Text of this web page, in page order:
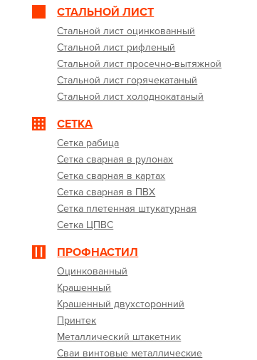
СТАЛЬНОЙ ЛИСТ
Стальной лист оцинкованный
Стальной лист рифленый
Стальной лист просечно-вытяжной
Стальной лист горячекатаный
Стальной лист холоднокатаный
СЕТКА
Сетка рабица
Сетка сварная в рулонах
Сетка сварная в картах
Сетка сварная в ПВХ
Сетка плетенная штукатурная
Сетка ЦПВС
ПРОФНАСТИЛ
Оцинкованный
Крашенный
Крашенный двухсторонний
Принтек
Металлический штакетник
Сваи винтовые металлические